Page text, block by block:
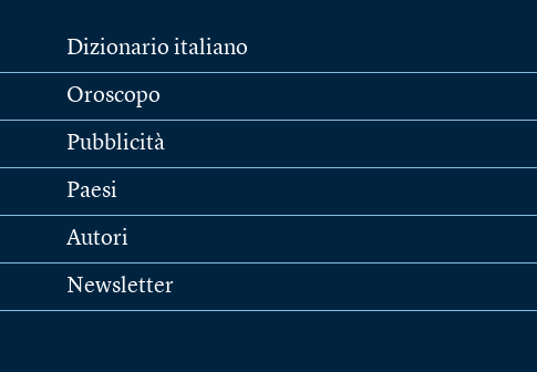
Dizionario italiano
Oroscopo
Pubblicità
Paesi
Autori
Newsletter